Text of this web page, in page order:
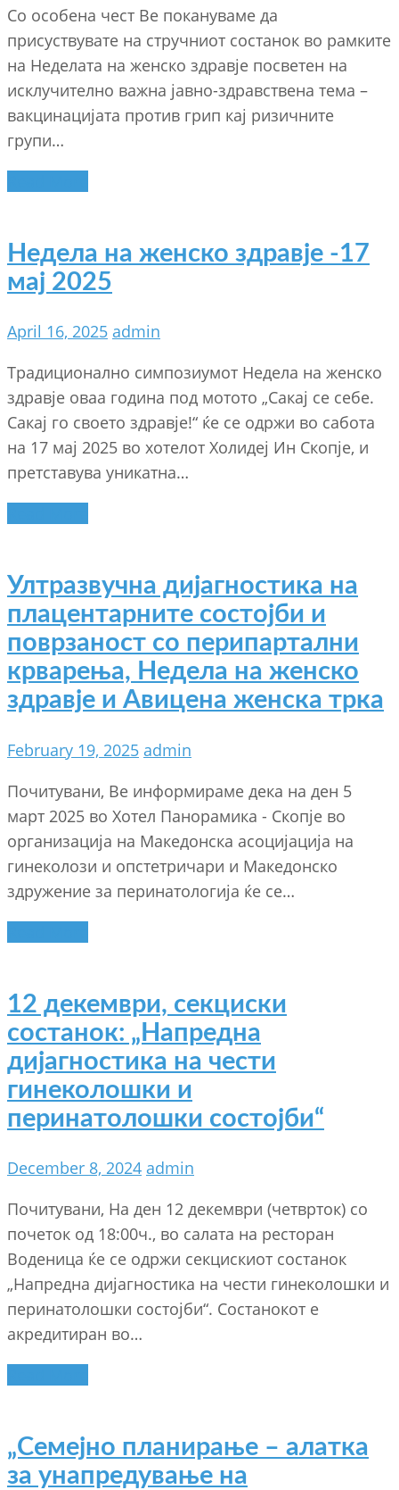
Со особена чест Ве покануваме да
присуствувате на стручниот состанок во рамките
на Неделата на женско здравје посветен на
исклучително важна јавно-здравствена тема –
вакцинацијата против грип кај ризичните
групи…
Недела на женско здравје -17
мај 2025
April 16, 2025 admin
Традиционално симпозиумот Недела на женско
здравје оваа година под мотото „Сакај се себе.
Сакај го своето здравје!“ ќе се одржи во сабота
на 17 мај 2025 во хотелот Холидеј Ин Скопје, и
претставува уникатна…
Ултразвучна дијагностика на
плацентарните состојби и
поврзаност со перипартални
крварења, Недела на женско
здравје и Авицена женска трка
February 19, 2025 admin
Почитувани, Ве информираме дека на ден 5
март 2025 во Хотел Панорамика - Скопје во
организација на Македонска асоцијација на
гинеколози и опстетричари и Македонско
здружение за перинатологија ќе се…
12 декември, секциски
состанок: „Напредна
дијагностика на чести
гинеколошки и
перинатолошки состојби“
December 8, 2024 admin
Почитувани, На ден 12 декември (четврток) со
почеток од 18:00ч., во салата на ресторан
Воденица ќе се одржи секцискиот состанок
„Напредна дијагностика на чести гинеколошки и
перинатолошки состојби“. Состанокот е
акредитиран во…
„Семејно планирање – алатка
за унапредување на